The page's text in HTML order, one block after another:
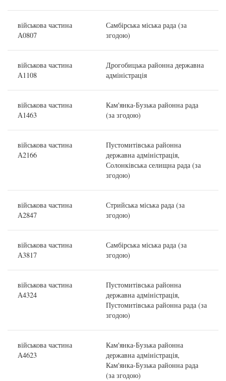
військова частина
А0807
Самбірська міська рада (за
згодою)
військова частина
А1108
Дрогобицька районна державна
адміністрація
військова частина
А1463
Кам'янка-Бузька районна рада
(за згодою)
військова частина
А2166
Пустомитівська районна
державна адміністрація,
Солонківська селищна рада (за
згодою)
військова частина
А2847
Стрийська міська рада (за
згодою)
військова частина
А3817
Самбірська міська рада (за
згодою)
військова частина
А4324
Пустомитівська районна
державна адміністрація,
Пустомитівська районна рада (за
згодою)
військова частина
А4623
Кам'янка-Бузька районна
державна адміністрація,
Кам'янка-Бузька районна рада
(за згодою)